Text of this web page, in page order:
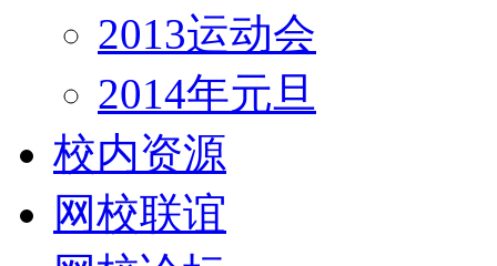
2013运动会
2014年元旦
校内资源
网校联谊